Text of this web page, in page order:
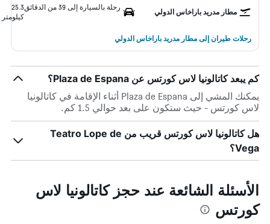
مطار مدريد باراخاس الدولي
رحلة بالسيارة إلى 39 من الدقائق
25.3
كيلومتر
رحلات طيران إلى مطار مدريد باراخاس الدولي
كم يبعد كاتالونيا لاس كورتس عن Plaza de Espana؟
يمكنك المشي إلى Plaza de Espana أثناء الإقامة في كاتالونيا
لاس كورتس - حيث ستكون على بعد حوالي 1.5 كم.
هل كاتالونيا لاس كورتس قريب من Teatro Lope de
Vega؟
الأسئلة الشائعة عند حجز كاتالونيا لاس
كورتس